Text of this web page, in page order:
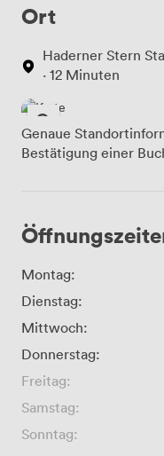
Ort
Haderner Stern
· 12 Minuten
Genaue
Bestätigung einer
Montag:
Dienstag:
Mittwoch:
Donnerstag:
Freitag:
Samstag:
Sonntag: